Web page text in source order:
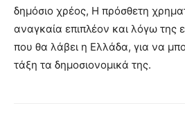
δημόσιο χρέος, Η πρόσθετη
αναγκαία επιπλέον και λόγω της
που θα λάβει η Ελλάδα, για να
τάξη τα δημοσιονομικά της.